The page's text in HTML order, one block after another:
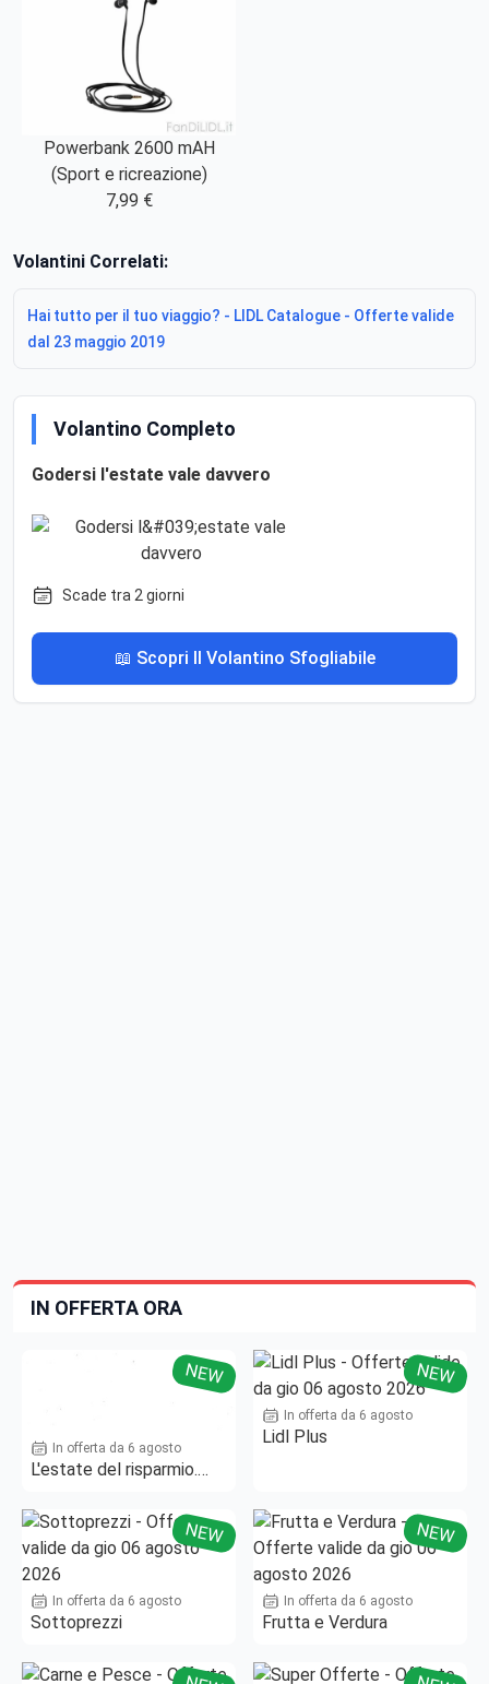
Powerbank 2600 mAH
(Sport e ricreazione)
7,99 €
Volantini Correlati:
Hai tutto per il tuo viaggio? - LIDL Catalogue - Offerte valide
dal 23 maggio 2019
Volantino Completo
Godersi l'estate vale davvero
Scade tra 2 giorni
📖 Scopri Il Volantino Sfogliabile
IN OFFERTA ORA
NEW
In offerta da 6 agosto
L'estate del risparmio.
NEW
In offerta da 6 agosto
Lidl Plus
NEW
In offerta da 6 agosto
Sottoprezzi
NEW
In offerta da 6 agosto
Frutta e Verdura